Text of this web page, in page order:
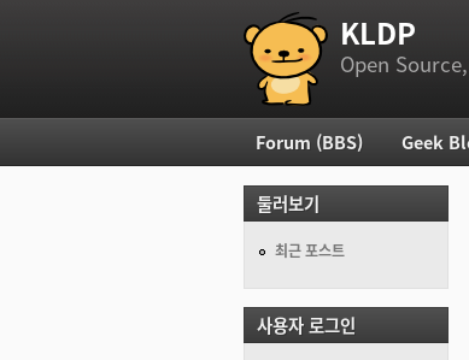
부 메뉴 KLDP
Open
주 메뉴
Forum (BBS) Geek
둘러보기
최근 포스트
사용자 로그인